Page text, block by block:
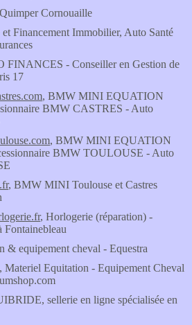
Cornouaille
et Financement Immobilier, Auto Santé
FINANCES - Conseiller en Gestion de
17
, BMW MINI EQUATION
BMW CASTRES - Auto
, BMW MINI EQUATION
BMW TOULOUSE - Auto
, BMW MINI Toulouse et Castres
, Horlogerie (réparation) -
Fontainebleau
& equipement cheval - Equestra
, Materiel Equitation - Equipement Cheval
sellerie en ligne spécialisée en